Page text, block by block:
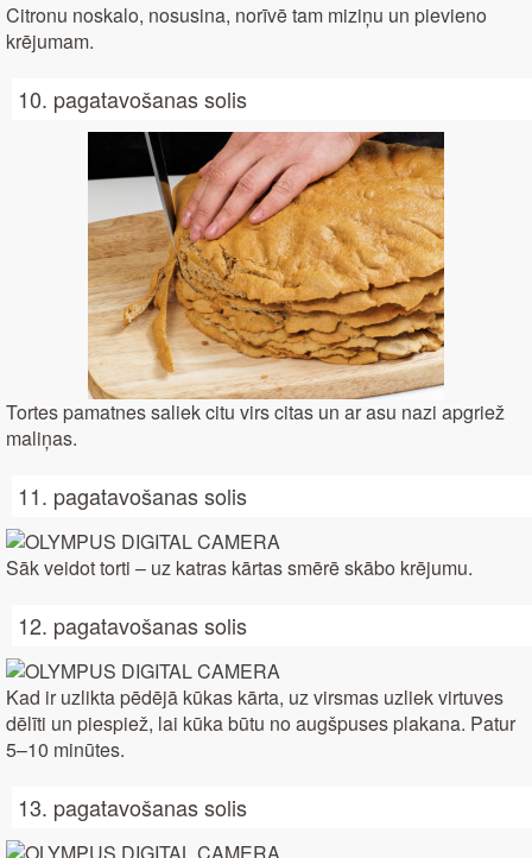
Citronu noskalo, nosusina, norīvē tam miziņu un pievieno
krējumam.
10. pagatavošanas solis
Tortes pamatnes saliek citu virs citas un ar asu nazi apgriež
maliņas.
11. pagatavošanas solis
Sāk veidot torti – uz katras kārtas smērē skābo krējumu.
12. pagatavošanas solis
Kad ir uzlikta pēdējā kūkas kārta, uz virsmas uzliek virtuves
dēlīti un piespiež, lai kūka būtu no augšpuses plakana. Patur
5–10 minūtes.
13. pagatavošanas solis